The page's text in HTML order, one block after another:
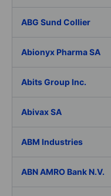
ABG Sund Collier
Abionyx Pharma SA
Abits Group Inc.
Abivax SA
ABM Industries
ABN AMRO Bank N.V.